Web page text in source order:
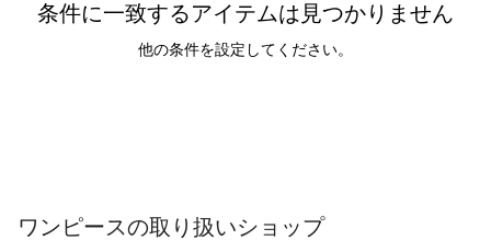
条件に一致するアイテムは見つかりません
他の条件を設定してください。
ワンピースの取り扱いショップ